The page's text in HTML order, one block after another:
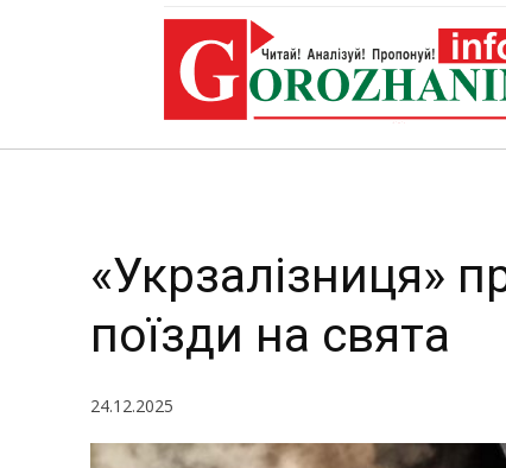
«Укрзалізниця»
поїзди на свята
24.12.2025